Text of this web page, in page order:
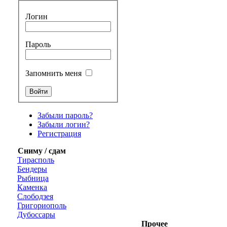
Логин
Пароль
Запомнить меня
Забыли пароль?
Забыли логин?
Регистрация
Сниму / сдам
Тирасполь
Бендеры
Рыбница
Каменка
Слободзея
Григориополь
Дубоссары
Прочее